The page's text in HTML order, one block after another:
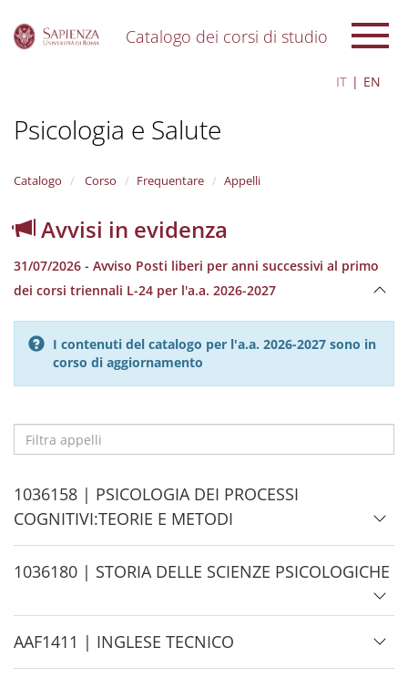
Catalogo dei corsi di studio
IT EN
Psicologia e Salute
Catalogo Corso Frequentare Appelli
Avvisi in evidenza
31/07/2026 - Avviso Posti liberi per anni successivi al primo
dei corsi triennali L-24 per l'a.a. 2026-2027
I contenuti del catalogo per l'a.a. 2026-2027 sono in
corso di aggiornamento
H
i
d
e
1036158 | PSICOLOGIA DEI PROCESSI
COGNITIVI:TEORIE E METODI
H
d
e
1036180 | STORIA DELLE SCIENZE PSICOLOGICHE
H
i
AAF1411 | INGLESE TECNICO